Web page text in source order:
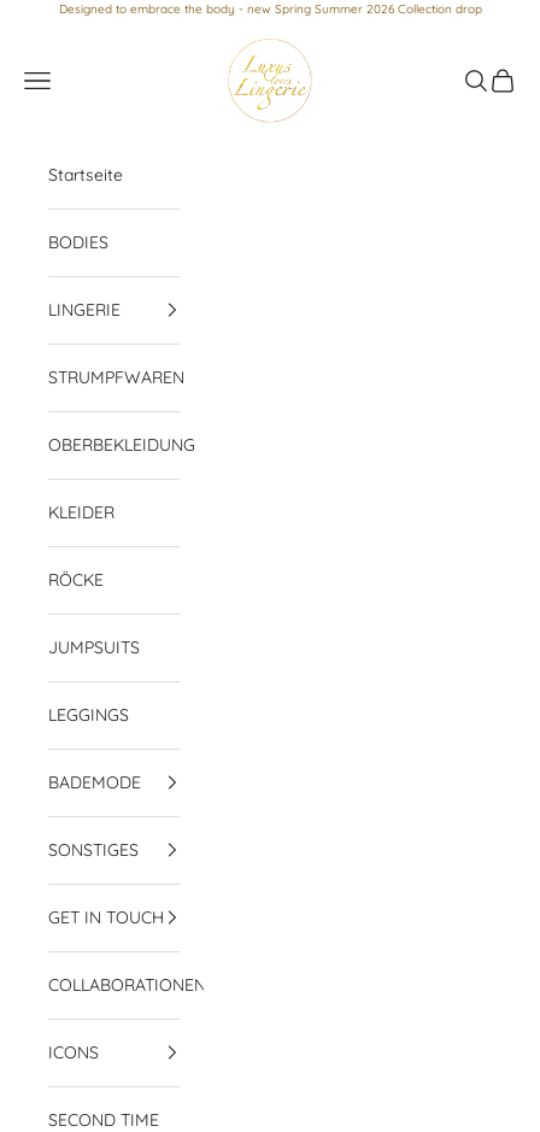
Zum Inhalt springen
Designed to embrace the body - new Spring Summer 2026 Collection drop
Luxus loves Lingerie
Menü
Suchen
Startseite
BODIES
LINGERIE
STRUMPFWAREN
OBERBEKLEIDUNG
KLEIDER
RÖCKE
JUMPSUITS
LEGGINGS
BADEMODE
SONSTIGES
GET IN TOUCH
COLLABORATIONEN
ICONS
SECOND TIME